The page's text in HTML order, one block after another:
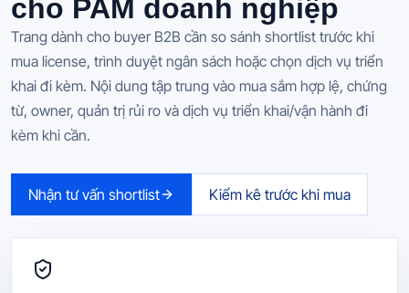
cho PAM doanh nghiệp
Trang dành cho buyer B2B cần so sánh shortlist trước khi
mua license, trình duyệt ngân sách hoặc chọn dịch vụ triển
khai đi kèm. Nội dung tập trung vào mua sắm hợp lệ, chứng
từ, owner, quản trị rủi ro và dịch vụ triển khai/vận hành đi
kèm khi cần.
Nhận tư vấn shortlist Kiểm kê trước khi mua